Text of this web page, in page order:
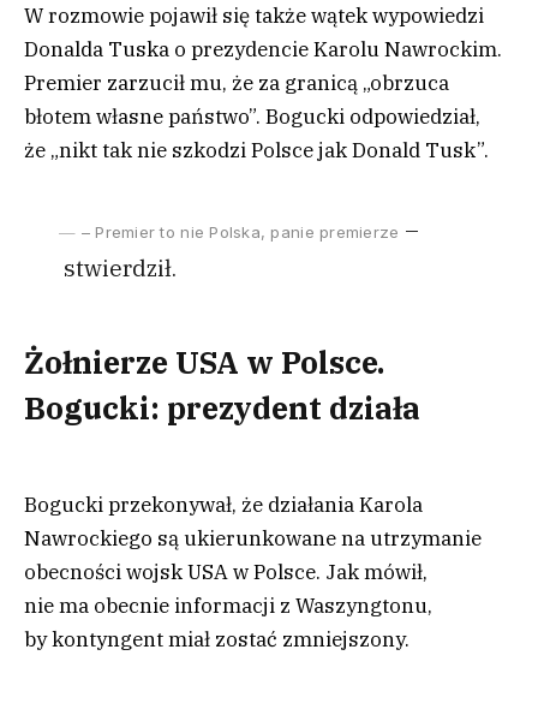
W rozmowie pojawił się także wątek wypowiedzi
Donalda Tuska o prezydencie Karolu Nawrockim.
Premier zarzucił mu, że za granicą „obrzuca
błotem własne państwo”. Bogucki odpowiedział,
że „nikt tak nie szkodzi Polsce jak Donald Tusk”.
– Premier to nie Polska, panie premierze –
stwierdził.
Żołnierze USA w Polsce.
Bogucki: prezydent działa
Bogucki przekonywał, że działania Karola
Nawrockiego są ukierunkowane na utrzymanie
obecności wojsk USA w Polsce. Jak mówił,
nie ma obecnie informacji z Waszyngtonu,
by kontyngent miał zostać zmniejszony.